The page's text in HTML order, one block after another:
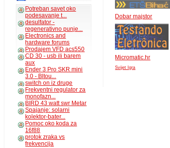
Potreban savet oko
podesavanje t...
desulfator -
regenerativno punje...
Electronics and
hardware forums
Prodajem VFD acs550
CD 30 - usb ili barem
aux
Ender 3 Pro SKR mini
3.0 - Bltou...
switch on iz druge
Frekventni regulator za
monofazn...
BIRD 43 watt swr Metar
Spajanje: solarni
kolektor-bater...
Pomoc oko koda za
16f88
protok zraka vs
frekvencija
Dobar majstor
Micromatic.hr
Svijet Igra